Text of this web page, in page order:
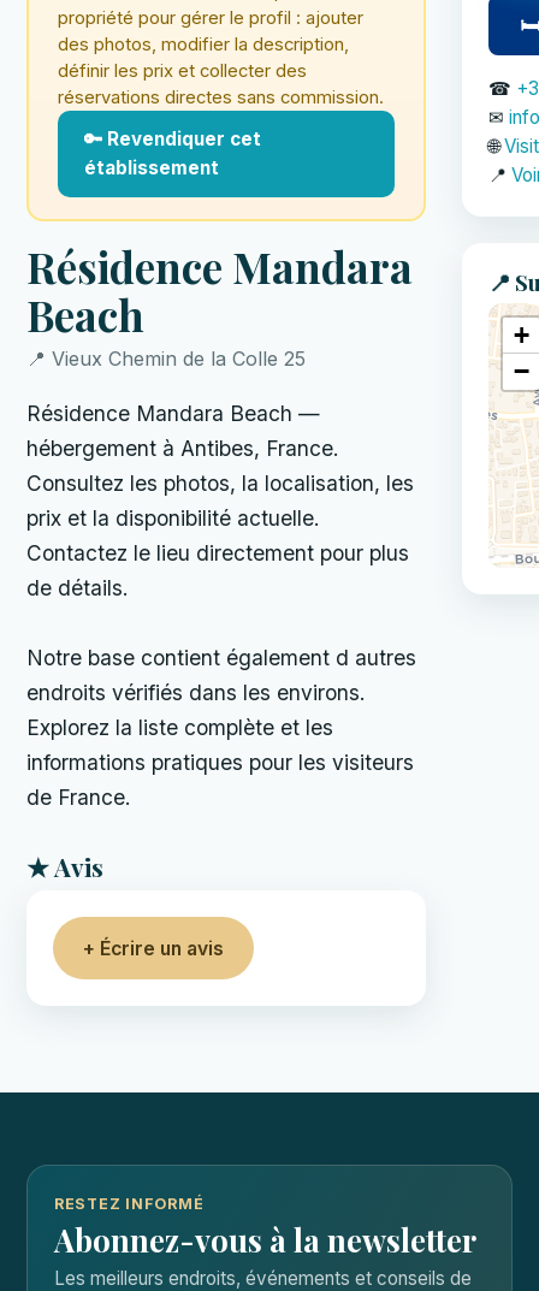
propriété pour gérer le profil : ajouter
des photos, modifier la description,
définir les prix et collecter des
réservations directes sans commission.
🔑 Revendiquer cet
établissement
Résidence Mandara
Beach
📍 Vieux Chemin de la Colle 25
Résidence Mandara Beach —
hébergement à Antibes, France.
Consultez les photos, la localisation, les
prix et la disponibilité actuelle.
Contactez le lieu directement pour plus
de détails.
Notre base contient également d autres
endroits vérifiés dans les environs.
Explorez la liste complète et les
informations pratiques pour les visiteurs
de France.
★ Avis
+ Écrire un avis
🛏
☎
✉
🌐
📍
📍
+
−
RESTEZ INFORMÉ
Abonnez-vous à la newsletter
Les meilleurs endroits, événements et conseils de